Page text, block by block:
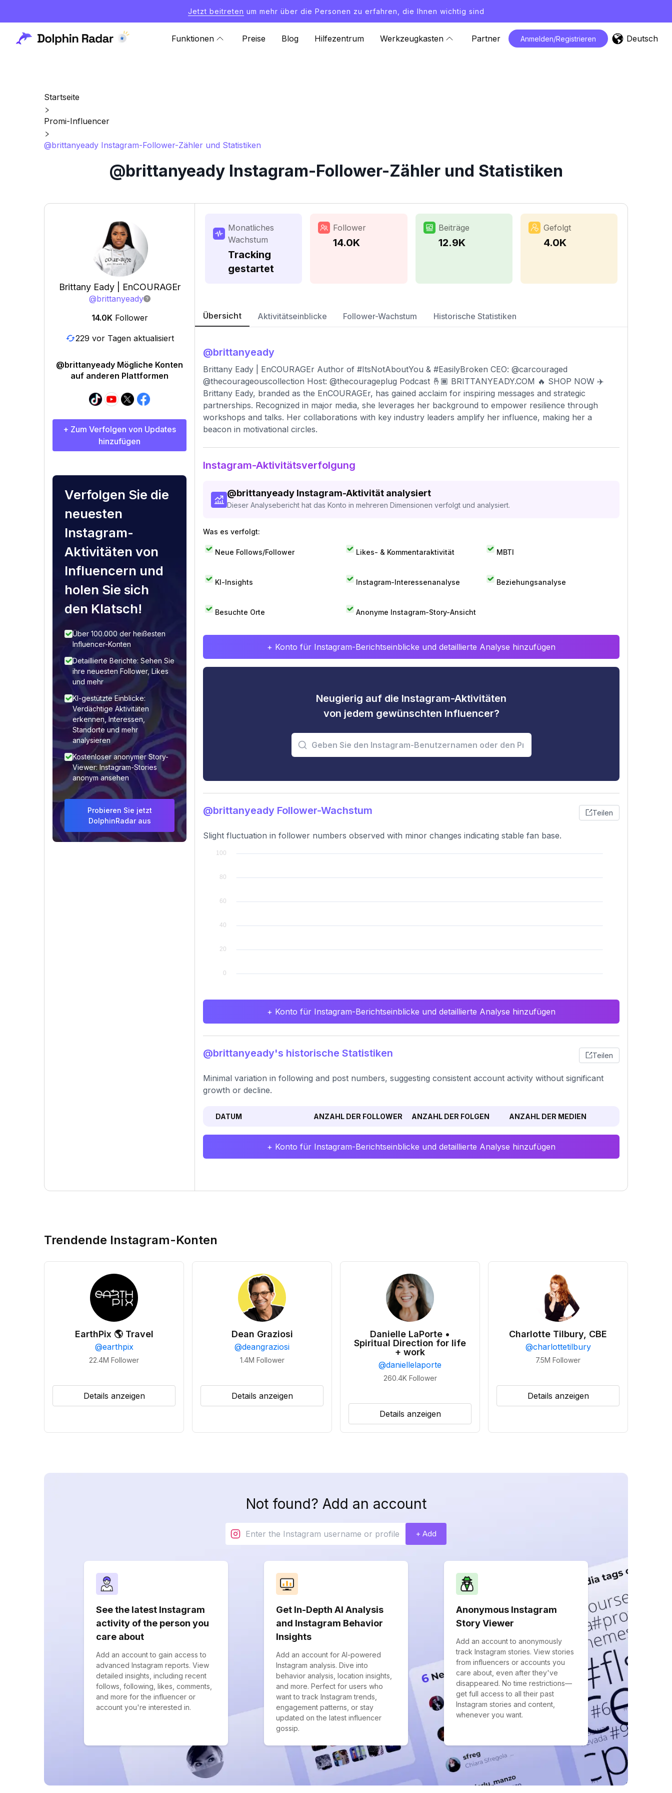
Jetzt beitreten um mehr über die Personen zu erfahren, die Ihnen wichtig sind
Funktionen Preise Blog Hilfezentrum Werkzeugkasten Partner Anmelden/Registrieren Deutsch
Startseite
Promi-Influencer
@brittanyeady Instagram-Follower-Zähler und Statistiken
@brittanyeady Instagram-Follower-Zähler und Statistiken
Brittany Eady | EnCOURAGEr
@brittanyeady
14.0K Follower
229 vor Tagen aktualisiert
@brittanyeady Mögliche Konten
auf anderen Plattformen
+ Zum Verfolgen von Updates
hinzufügen
Verfolgen Sie die
neuesten
Instagram-
Aktivitäten von
Influencern und
holen Sie sich
den Klatsch!
Über 100.000 der heißesten
Influencer-Konten
Detaillierte Berichte: Sehen Sie
ihre neuesten Follower, Likes
und mehr
KI-gestützte Einblicke:
Verdächtige Aktivitäten
erkennen, Interessen,
Standorte und mehr
analysieren
Kostenloser anonymer Story-
Viewer: Instagram-Stories
anonym ansehen
Probieren Sie jetzt
DolphinRadar aus
Monatliches
Wachstum
Tracking
gestartet
Follower
14.0K
Beiträge
12.9K
Gefolgt
4.0K
Übersicht Aktivitätseinblicke Follower-Wachstum Historische Statistiken
@brittanyeady
Brittany Eady | EnCOURAGEr Author of #ItsNotAboutYou & #EasilyBroken CEO: @carcouraged
@thecourageouscollection Host: @thecourageplug Podcast 🤞🏾 BRITTANYEADY.COM 🔥 SHOP NOW ✈️
Brittany Eady, branded as the EnCOURAGEr, has gained acclaim for inspiring messages and strategic
partnerships. Recognized in major media, she leverages her background to empower resilience through
workshops and talks. Her collaborations with key industry leaders amplify her influence, making her a
beacon in motivational circles.
Instagram-Aktivitätsverfolgung
@brittanyeady Instagram-Aktivität analysiert
Dieser Analysebericht hat das Konto in mehreren Dimensionen verfolgt und analysiert.
Was es verfolgt:
Neue Follows/Follower Likes- & Kommentaraktivität MBTI
KI-Insights Instagram-Interessenanalyse Beziehungsanalyse
Besuchte Orte Anonyme Instagram-Story-Ansicht
+ Konto für Instagram-Berichtseinblicke und detaillierte Analyse hinzufügen
Neugierig auf die Instagram-Aktivitäten
von jedem gewünschten Influencer?
@brittanyeady Follower-Wachstum Teilen
Slight fluctuation in follower numbers observed with minor changes indicating stable fan base.
+ Konto für Instagram-Berichtseinblicke und detaillierte Analyse hinzufügen
@brittanyeady's historische Statistiken Teilen
Minimal variation in following and post numbers, suggesting consistent account activity without significant
growth or decline.
DATUM ANZAHL DER FOLLOWER ANZAHL DER FOLGEN ANZAHL DER MEDIEN
+ Konto für Instagram-Berichtseinblicke und detaillierte Analyse hinzufügen
Trendende Instagram-Konten
EarthPix 🌎 Travel
@earthpix
22.4M Follower
Details anzeigen
Dean Graziosi
@deangraziosi
1.4M Follower
Details anzeigen
Danielle LaPorte •
Spiritual Direction for life
+ work
@daniellelaporte
260.4K Follower
Details anzeigen
Charlotte Tilbury, CBE
@charlottetilbury
7.5M Follower
Details anzeigen
Not found? Add an account
+ Add
See the latest Instagram
activity of the person you
care about
Add an account to gain access to
advanced Instagram reports. View
detailed insights, including recent
follows, following, likes, comments,
and more for the influencer or
account you're interested in.
Get In-Depth AI Analysis
and Instagram Behavior
Insights
Add an account for AI-powered
Instagram analysis. Dive into
behavior analysis, location insights,
and more. Perfect for users who
want to track Instagram trends,
engagement patterns, or stay
updated on the latest influencer
gossip.
Anonymous Instagram
Story Viewer
Add an account to anonymously
track Instagram stories. View stories
from influencers or accounts you
care about, even after they've
disappeared. No time restrictions—
get full access to all their past
Instagram stories and content,
whenever you want.